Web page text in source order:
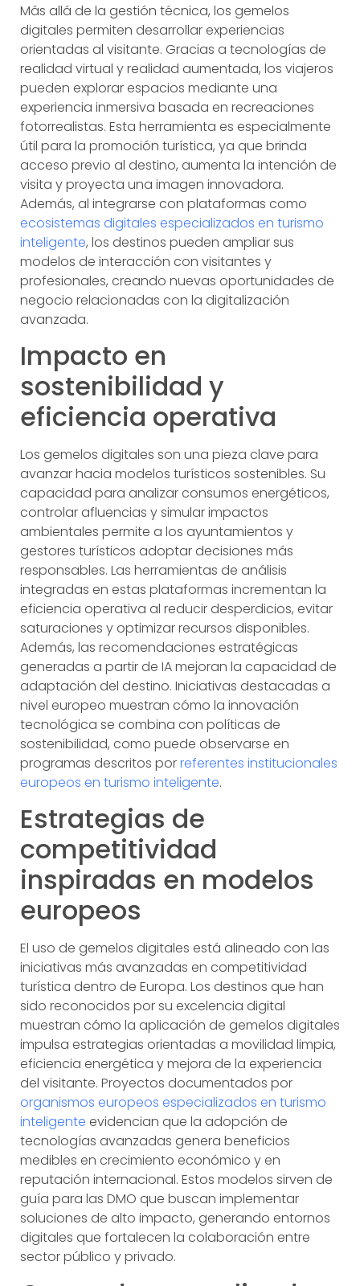
Más allá de la gestión técnica, los gemelos
digitales permiten desarrollar experiencias
orientadas al visitante. Gracias a tecnologías de
realidad virtual y realidad aumentada, los viajeros
pueden explorar espacios mediante una
experiencia inmersiva basada en recreaciones
fotorrealistas. Esta herramienta es especialmente
útil para la promoción turística, ya que brinda
acceso previo al destino, aumenta la intención de
visita y proyecta una imagen innovadora.
Además, al integrarse con plataformas como
ecosistemas digitales especializados en turismo
inteligente, los destinos pueden ampliar sus
modelos de interacción con visitantes y
profesionales, creando nuevas oportunidades de
negocio relacionadas con la digitalización
avanzada.
Impacto en
sostenibilidad y
eficiencia operativa
Los gemelos digitales son una pieza clave para
avanzar hacia modelos turísticos sostenibles. Su
capacidad para analizar consumos energéticos,
controlar afluencias y simular impactos
ambientales permite a los ayuntamientos y
gestores turísticos adoptar decisiones más
responsables. Las herramientas de análisis
integradas en estas plataformas incrementan la
eficiencia operativa al reducir desperdicios, evitar
saturaciones y optimizar recursos disponibles.
Además, las recomendaciones estratégicas
generadas a partir de IA mejoran la capacidad de
adaptación del destino. Iniciativas destacadas a
nivel europeo muestran cómo la innovación
tecnológica se combina con políticas de
sostenibilidad, como puede observarse en
programas descritos porreferentes institucionales
europeos en turismo inteligente.
Estrategias de
competitividad
inspiradas en modelos
europeos
El uso de gemelos digitales está alineado con las
iniciativas más avanzadas en competitividad
turística dentro de Europa. Los destinos que han
sido reconocidos por su excelencia digital
muestran cómo la aplicación de gemelos digitales
impulsa estrategias orientadas a movilidad limpia,
eficiencia energética y mejora de la experiencia
del visitante. Proyectos documentados por
organismos europeos especializados en turismo
inteligente evidencian que la adopción de
tecnologías avanzadas genera beneficios
medibles en crecimiento económico y en
reputación internacional. Estos modelos sirven de
guía para las DMO que buscan implementar
soluciones de alto impacto, generando entornos
digitales que fortalecen la colaboración entre
sector público y privado.